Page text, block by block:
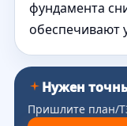
фундамента
обеспечивают
Нужен
Пришлите план/